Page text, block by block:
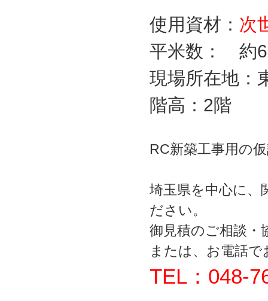
使用資材： 次
平米数： 約
現場所在地：
階高：2階
RC新築工事用の
埼玉県を中心に、
ださい。
御見積のご相談・
または、お電話
TEL：048-